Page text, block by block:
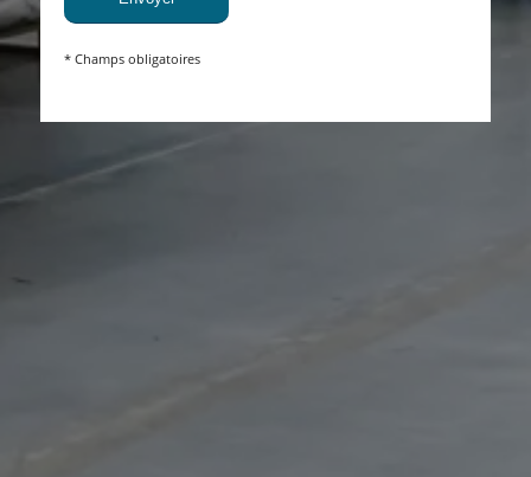
* Champs obligatoires